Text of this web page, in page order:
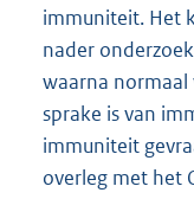
immuniteit. Het
nader
waarna normaal
sprake is van
immuniteit
overleg met het